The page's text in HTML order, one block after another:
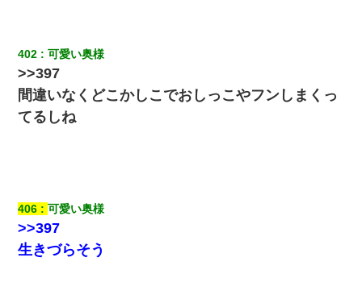
402 可愛い奥様
>>397
間違いなくどこかしこでおしっこやフンしまくっ
てるしね
406 可愛い奥様
>>397
生きづらそう